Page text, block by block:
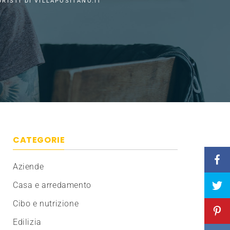
CATEGORIE
Aziende
Casa e arredamento
Cibo e nutrizione
Edilizia